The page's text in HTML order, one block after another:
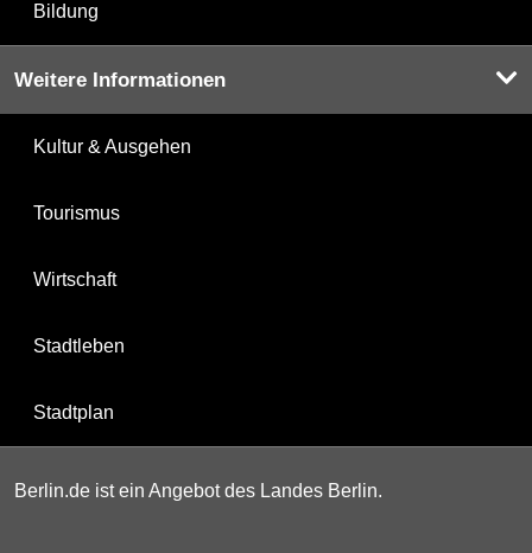
Bildung
Weitere Informationen
Kultur & Ausgehen
Tourismus
Wirtschaft
Stadtleben
Stadtplan
Berlin.de ist ein Angebot des Landes Berlin.